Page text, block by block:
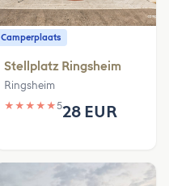
Camperplaats
Stellplatz Ringsheim
Ringsheim
★ ★ ★ ★ ★528 EUR